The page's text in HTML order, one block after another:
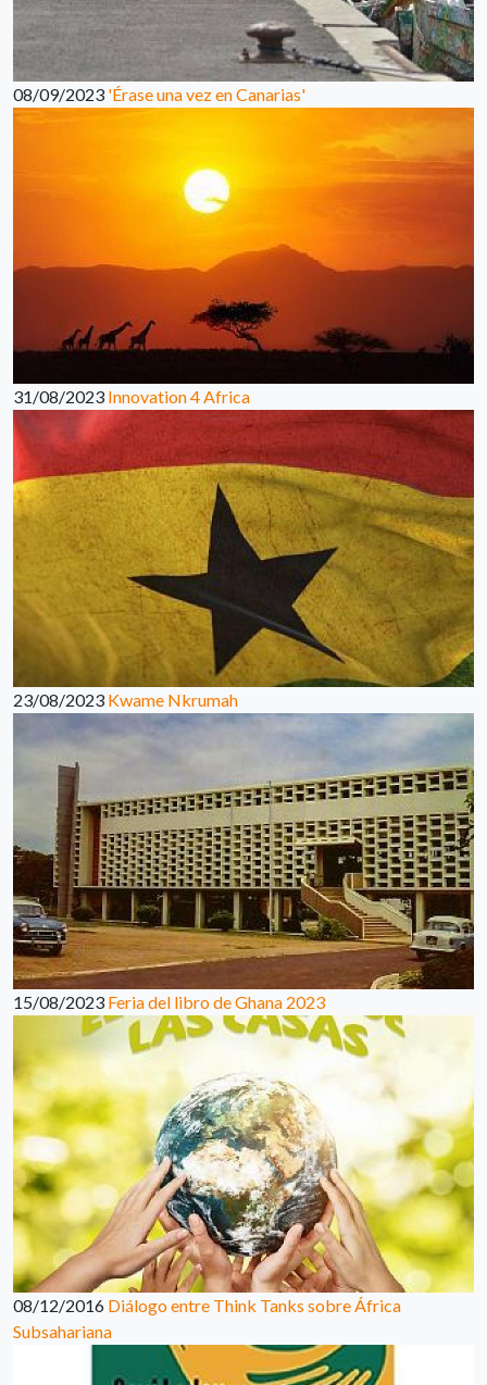
08/09/2023 'Érase una vez en Canarias'
31/08/2023 Innovation 4 Africa
23/08/2023 Kwame Nkrumah
15/08/2023 Feria del libro de Ghana 2023
08/12/2016 Diálogo entre Think Tanks sobre África
Subsahariana